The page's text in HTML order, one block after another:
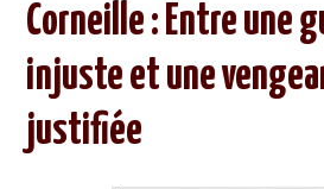
Corneille : Entre une
injuste et une
justifiée